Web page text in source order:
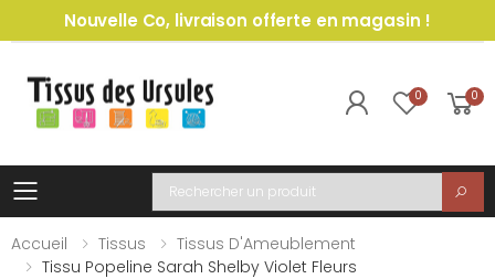
Nouvelle Co, livraison offerte en magasin !
0 0
Toggle mobile menu
Recherche
Accueil
Tissus
Tissus D'Ameublement
Tissu Popeline Sarah Shelby Violet Fleurs